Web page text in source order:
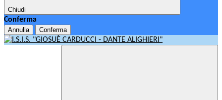
Chiudi
Conferma
Annulla Conferma